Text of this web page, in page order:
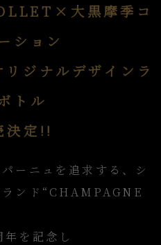
大黒摩季コ
ション
ジナルデザインラ
トル
決定!!
ーニュを追求する、シ
ランド“CHAMPAGNE
を記念し